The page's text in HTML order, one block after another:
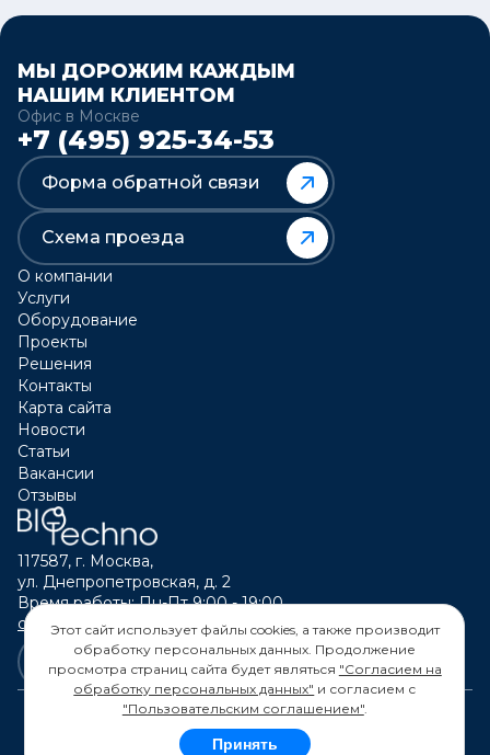
Этот сайт использует файлы cookies, а также производит
обработку персональных данных. Продолжение
просмотра страниц сайта будет являться "Согласием на
обработку персональных данных" и согласием с
"Пользовательским соглашением".
Принять
МЫ ДОРОЖИМ КАЖДЫМ
НАШИМ КЛИЕНТОМ
Офис в Москве
+7 (495) 925-34-53
Форма обратной связи
Схема проезда
О компании
Услуги
Оборудование
Проекты
Решения
Контакты
Карта сайта
Новости
Статьи
Вакансии
Отзывы
117587, г. Москва,
ул. Днепропетровская, д. 2
Время работы: Пн-Пт 9:00 - 19:00
calltouch@biotechno.ru